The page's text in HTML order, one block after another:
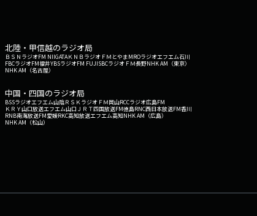
北陸・甲信越のラジオ局
ＢＳＮラジオFM NIIGATAＫＮＢラジオ ＦＭとやまMROラジオエフエム石川
FBCラジオFM福井YBSラジオFM FUJISBCラジオ ＦＭ長野NHK AM（東京）
NHK AM（名古屋）
中国・四国のラジオ局
BSSラジオエフエム山陰ＲＳＫラジオ ＦＭ岡山RCCラジオ広島FM
ＫＲＹ山口放送エフエム山口 ＪＲＴ四国放送FM徳島RNC西日本放送FM香川
RNB南海放送FM愛媛RKC高知放送エフエム高知NHK AM（広島）
NHK AM（松山）